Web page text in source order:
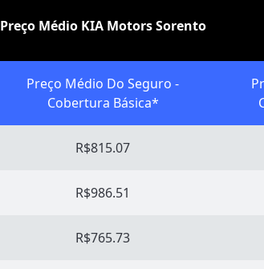
Preço Médio KIA Motors Sorento
Preço Médio Do Seguro -
Cobertura Básica*
R$815.07
R$986.51
R$765.73